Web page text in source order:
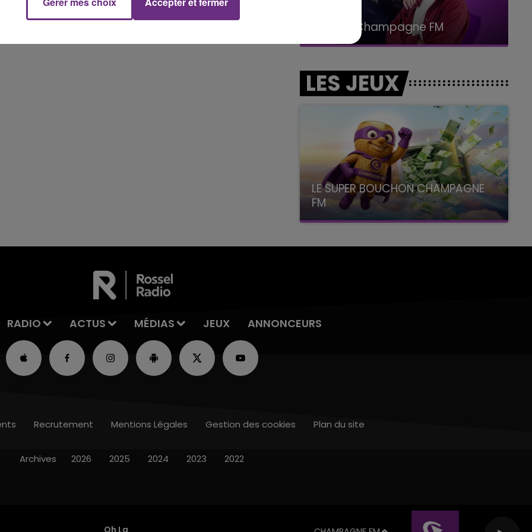
LA POP MACHINE - CHAMPAGNE FM
LES JEUX
LE SUPER BOUCHON CHAMPAGNE
FM
avec La Famille Champagne FM, à 8H10
RADIO ACTUS MÉDIAS JEUX ANNONCEURS
Oh La
Recrutement Mentions Légales Gestion des cookies Plan du site
Archives 2026 2025 2024 2023 2022